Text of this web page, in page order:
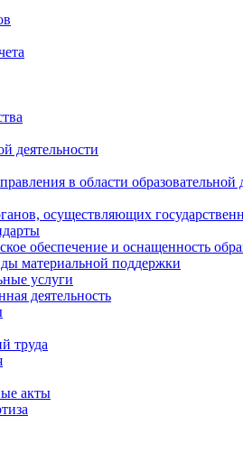
деятельности
в области образовательной
осуществляющих
обеспечение и оснащенность
материальной поддержки
услуги
деятельность
труда
акты